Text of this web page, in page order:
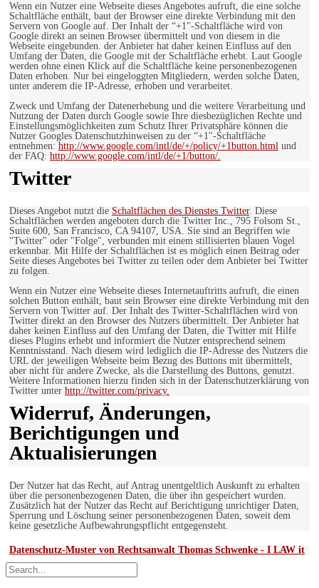
Wenn ein Nutzer eine Webseite dieses Angebotes aufruft, die eine solche
Schaltfläche enthält, baut der Browser eine direkte Verbindung mit den
Servern von Google auf. Der Inhalt der “+1″-Schaltfläche wird von
Google direkt an seinen Browser übermittelt und von diesem in die
Webseite eingebunden. der Anbieter hat daher keinen Einfluss auf den
Umfang der Daten, die Google mit der Schaltfläche erhebt. Laut Google
werden ohne einen Klick auf die Schaltfläche keine personenbezogenen
Daten erhoben. Nur bei eingeloggten Mitgliedern, werden solche Daten,
unter anderem die IP-Adresse, erhoben und verarbeitet.
Zweck und Umfang der Datenerhebung und die weitere Verarbeitung und
Nutzung der Daten durch Google sowie Ihre diesbezüglichen Rechte und
Einstellungsmöglichkeiten zum Schutz Ihrer Privatsphäre können die
Nutzer Googles Datenschutzhinweisen zu der “+1″-Schaltfläche
entnehmen: http://www.google.com/intl/de/+/policy/+1button.html und
der FAQ: http://www.google.com/intl/de/+1/button/.
Twitter
Dieses Angebot nutzt die Schaltflächen des Dienstes Twitter. Diese
Schaltflächen werden angeboten durch die Twitter Inc., 795 Folsom St.,
Suite 600, San Francisco, CA 94107, USA. Sie sind an Begriffen wie
"Twitter" oder "Folge", verbunden mit einem stillisierten blauen Vogel
erkennbar. Mit Hilfe der Schaltflächen ist es möglich einen Beitrag oder
Seite dieses Angebotes bei Twitter zu teilen oder dem Anbieter bei Twitter
zu folgen.
Wenn ein Nutzer eine Webseite dieses Internetauftritts aufruft, die einen
solchen Button enthält, baut sein Browser eine direkte Verbindung mit den
Servern von Twitter auf. Der Inhalt des Twitter-Schaltflächen wird von
Twitter direkt an den Browser des Nutzers übermittelt. Der Anbieter hat
daher keinen Einfluss auf den Umfang der Daten, die Twitter mit Hilfe
dieses Plugins erhebt und informiert die Nutzer entsprechend seinem
Kenntnisstand. Nach diesem wird lediglich die IP-Adresse des Nutzers die
URL der jeweiligen Webseite beim Bezug des Buttons mit übermittelt,
aber nicht für andere Zwecke, als die Darstellung des Buttons, genutzt.
Weitere Informationen hierzu finden sich in der Datenschutzerklärung von
Twitter unter http://twitter.com/privacy.
Widerruf, Änderungen,
Berichtigungen und
Aktualisierungen
Der Nutzer hat das Recht, auf Antrag unentgeltlich Auskunft zu erhalten
über die personenbezogenen Daten, die über ihn gespeichert wurden.
Zusätzlich hat der Nutzer das Recht auf Berichtigung unrichtiger Daten,
Sperrung und Löschung seiner personenbezogenen Daten, soweit dem
keine gesetzliche Aufbewahrungspflicht entgegensteht.
Datenschutz-Muster von Rechtsanwalt Thomas Schwenke - I LAW it